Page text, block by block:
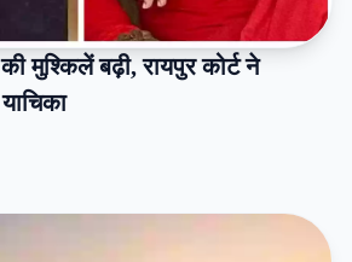
मुश्किलें बढ़ी, रायपुर कोर्ट ने